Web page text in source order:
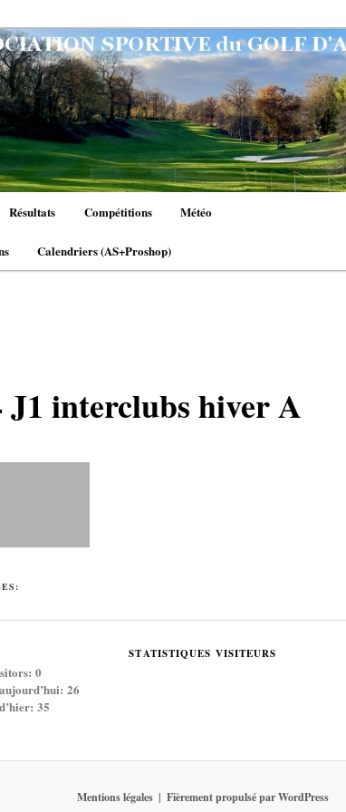
Résultats Compétitions Météo
Calendriers (AS+Proshop)
J1 interclubs hiver A
STATISTIQUES VISITEURS
0
26
35
Mentions légales Fièrement propulsé par WordPress